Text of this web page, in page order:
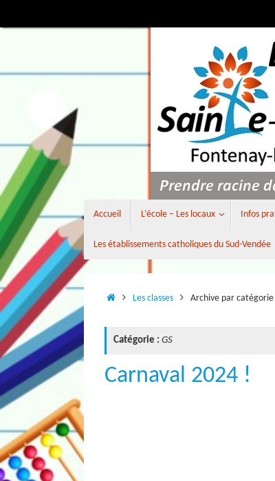
au
au
contenu
Accueil L’école – Les locaux Infos
Les établissements catholiques du Sud-Vendée
AccueilLes classes Archive par catégorie
Catégorie : GS
Carnaval 2024 !